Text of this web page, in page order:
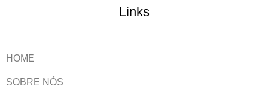
Links
HOME
SOBRE NÓS